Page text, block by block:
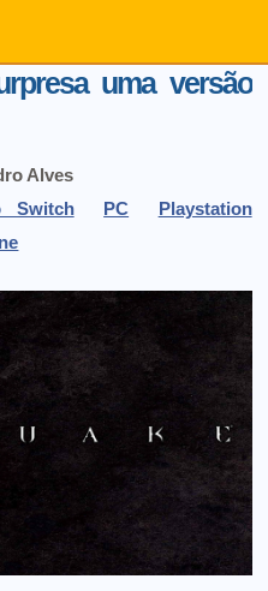
uma versão
Alves
Switch PC
Playstation